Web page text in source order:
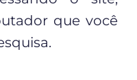
que você